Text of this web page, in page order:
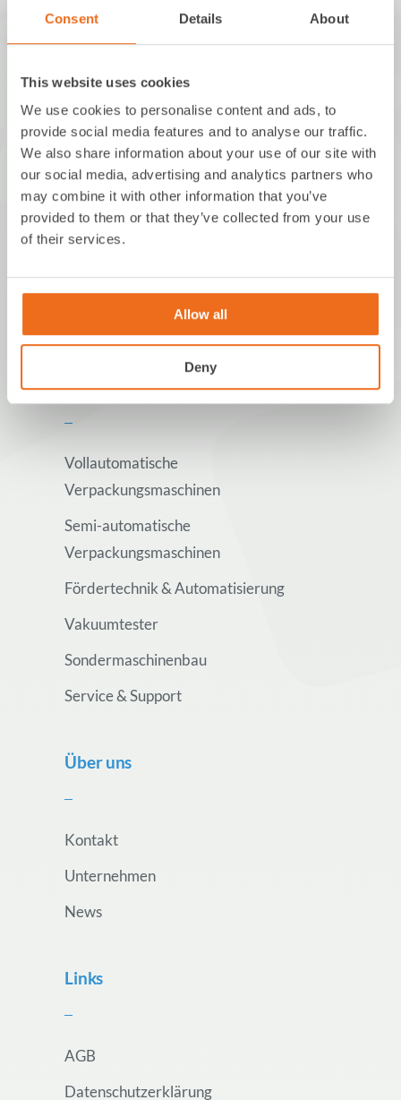
Consent Details About
This website uses cookies
We use cookies to personalise content and ads, to
provide social media features and to analyse our traffic.
We also share information about your use of our site with
our social media, advertising and analytics partners who
may combine it with other information that you’ve
provided to them or that they’ve collected from your use
of their services.
Allow all
Deny
Walchstraße 5
86157 Augsburg
Deutschland
+49 821 650517-0
info@mbm-innovations.com
Produkte
Vollautomatische
Verpackungsmaschinen
Semi-automatische
Verpackungsmaschinen
Fördertechnik & Automatisierung
Vakuumtester
Sondermaschinenbau
Service & Support
Über uns
Kontakt
Unternehmen
News
Links
AGB
Datenschutzerklärung